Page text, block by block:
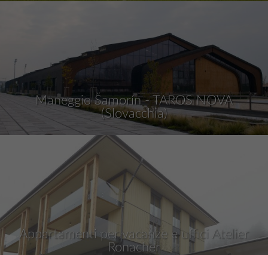
Maneggio Šamorín - TAROS NOVA
(Slovacchia)
Appartamenti per vacanze e uffici Atelier
Ronacher